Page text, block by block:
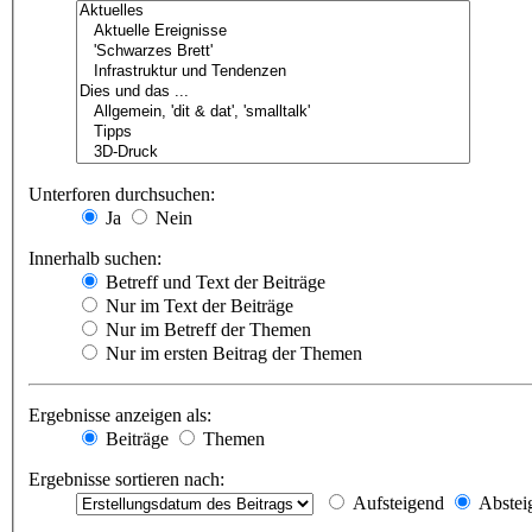
Unterforen durchsuchen:
Ja
Nein
Innerhalb suchen:
Betreff und Text der Beiträge
Nur im Text der Beiträge
Nur im Betreff der Themen
Nur im ersten Beitrag der Themen
Ergebnisse anzeigen als:
Beiträge
Themen
Ergebnisse sortieren nach:
Aufsteigend